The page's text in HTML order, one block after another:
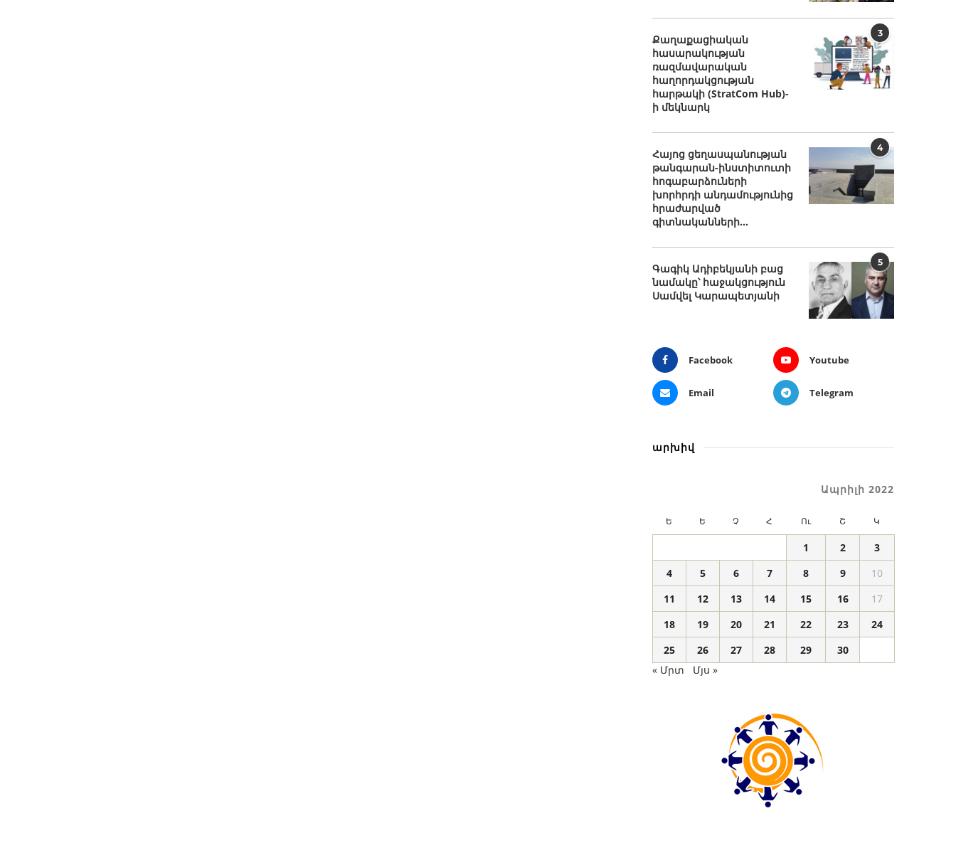
3
Քաղաքացիական
հասարակության
ռազմավարական
հաղորդակցության
հարթակի (StratCom Hub)-
ի մեկնարկ
4
Հայոց ցեղասպանության
թանգարան-ինստիտուտի
հոգաբարձուների
խորհրդի անդամությունից
հրաժարված
գիտնականների...
5
Գագիկ Ադիբեկյանի բաց
նամակը՝ հաջակցություն
Սամվել Կարապետյանի
Facebook Youtube
Email Telegram
արխիվ
Ապրիլի 2022
Ե Ե Չ Հ Ու Շ Կ
1 2
3
4
5 6 7 8 9
10
11
12 13 14 15 16
17
18
19 20 21 22 23
24
25
26 27 28 29
30
« Մրտ
Մյս »